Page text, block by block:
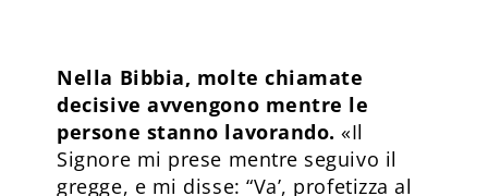
Nella Bibbia, molte chiamate
decisive avvengono mentre le
persone stanno lavorando.«Il
Signore mi prese mentre seguivo il
gregge, e mi disse: “Va’, profetizza al